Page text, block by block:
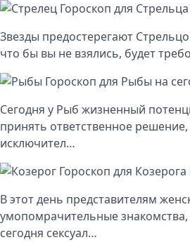
Гороскоп для
Звезды предостерегают
что бы вы не взялись, будет
Гороскоп для Рыбы на
Сегодня у Рыб жизненный
принять ответственное
исключител…
Гороскоп для Козерога
В этот день представителям
умопомрачительные
сегодня сексуал…